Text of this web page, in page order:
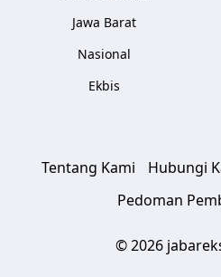
Jawa Barat
Nasional
Ekbis
Tentang Kami Hubungi
Pedoman
© 2026